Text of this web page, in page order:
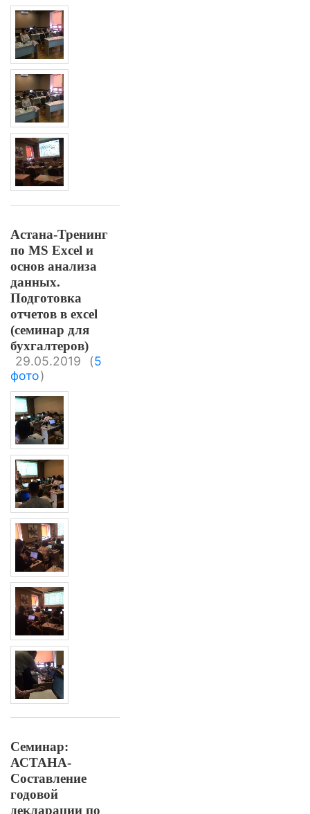
Астана-Тренинг
по MS Excel и
основ анализа
данных.
Подготовка
отчетов в excel
(семинар для
бухгалтеров)
29.05.2019
(5
фото)
Семинар:
АСТАНА-
Составление
годовой
декларации по